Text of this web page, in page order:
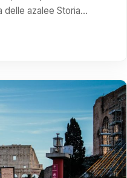
delle azalee Storia…